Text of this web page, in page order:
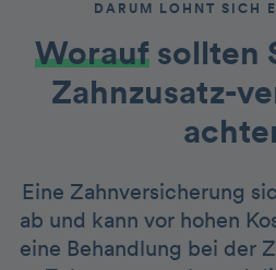
DARUM LOHNT SICH
Woraufsollten
Zahnzusatz-
Eine Zahnversicherung
ab und kann vor hohen
eine Behandlung bei der